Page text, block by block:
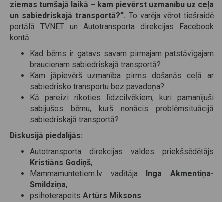
ziemas tumšajā laikā – kam pievērst uzmanību uz ceļa
un sabiedriskajā transportā?”. To varēja vērot tiešraidē
portālā TVNET un Autotransporta direkcijas Facebook
kontā.
Kad bērns ir gatavs savam pirmajam patstāvīgajam
braucienam sabiedriskajā transportā?
Kam jāpievērš uzmanība pirms došanās ceļā ar
sabiedrisko transportu bez pavadoņa?
Kā pareizi rīkoties līdzcilvēkiem, kuri pamanījuši
sabijušos bērnu, kurš nonācis problēmsituācijā
sabiedriskajā transportā?
Diskusijā piedalījās:
Autotransporta direkcijas valdes priekšsēdētājs
Kristiāns Godiņš,
Mammamuntetiem.lv vadītāja Inga Akmentiņa-
Smildziņa,
psihoterapeits Artūrs Miksons